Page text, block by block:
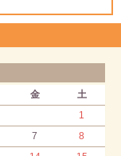
金
土
1
7
8